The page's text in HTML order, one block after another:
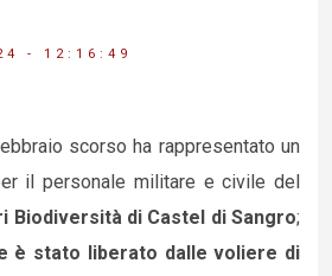
- 12:16:49
scorso ha rappresentato un
il personale militare e civile del
Biodiversità di Castel di Sangro;
è stato liberato dalle voliere di